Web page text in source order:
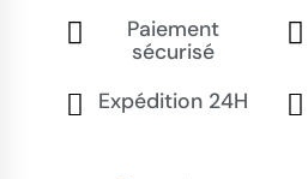
Paiement
sécurisé
Expédition 24H